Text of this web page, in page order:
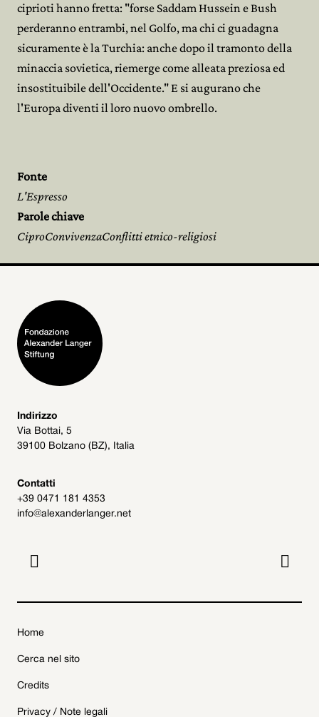
ciprioti hanno fretta: "forse Saddam Hussein e Bush
perderanno entrambi, nel Golfo, ma chi ci guadagna
sicuramente è la Turchia: anche dopo il tramonto della
minaccia sovietica, riemerge come alleata preziosa ed
insostituibile dell'Occidente." E si augurano che
l'Europa diventi il loro nuovo ombrello.
Fonte
L'Espresso
Parole chiave
CiproConvivenzaConflitti etnico-religiosi
Indirizzo
Via Bottai, 5
39100 Bolzano (BZ), Italia
Contatti
+39 0471 181 4353
info@alexanderlanger.net
 
Home
Cerca nel sito
Credits
Privacy / Note legali